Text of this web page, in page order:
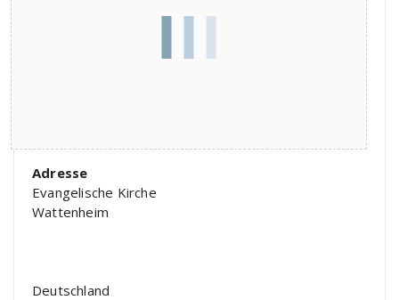
Adresse
Evangelische Kirche
Wattenheim
Deutschland